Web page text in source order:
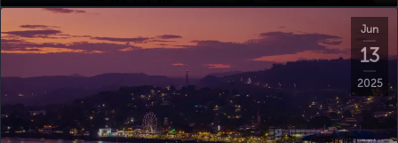
Jun
13
2025